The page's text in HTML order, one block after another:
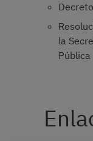
la
Pública